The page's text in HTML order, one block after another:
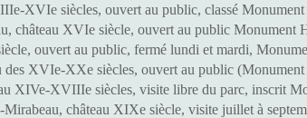
XVIe siècles, ouvert au public, classé
château XVIe siècle, ouvert au public Monument
ouvert au public, fermé lundi et mardi,
des XVIe-XXe siècles, ouvert au public
XIVe-XVIIIe siècles, visite libre du parc, inscrit
château XIXe siècle, visite juillet à